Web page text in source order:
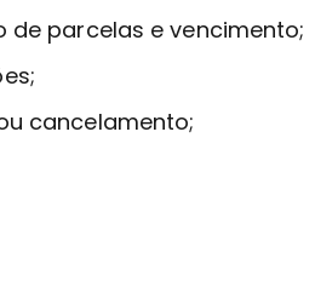
de parcelas e vencimento;
cancelamento;